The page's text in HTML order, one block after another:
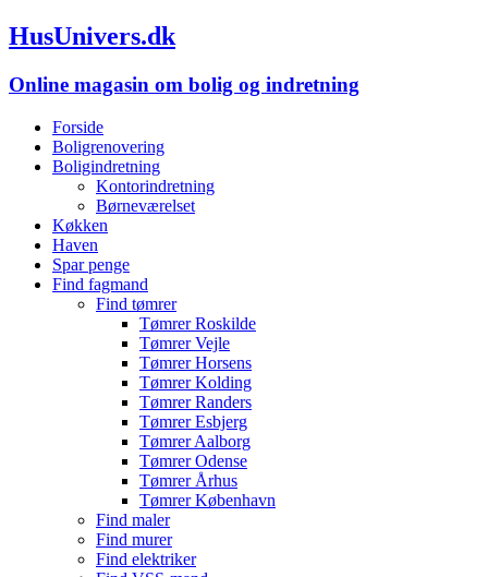
HusUnivers.dk
Online magasin om bolig og indretning
Forside
Boligrenovering
Boligindretning
Kontorindretning
Børneværelset
Køkken
Haven
Spar penge
Find fagmand
Find tømrer
Tømrer Roskilde
Tømrer Vejle
Tømrer Horsens
Tømrer Kolding
Tømrer Randers
Tømrer Esbjerg
Tømrer Aalborg
Tømrer Odense
Tømrer Århus
Tømrer København
Find maler
Find murer
Find elektriker